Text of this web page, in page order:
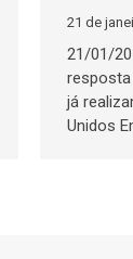
21 de
21/01/
já
Unidos